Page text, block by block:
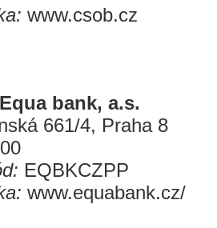
www.csob.cz
Equa bank, a.s.
661/4, Praha 8
EQBKCZPP
www.equabank.cz/